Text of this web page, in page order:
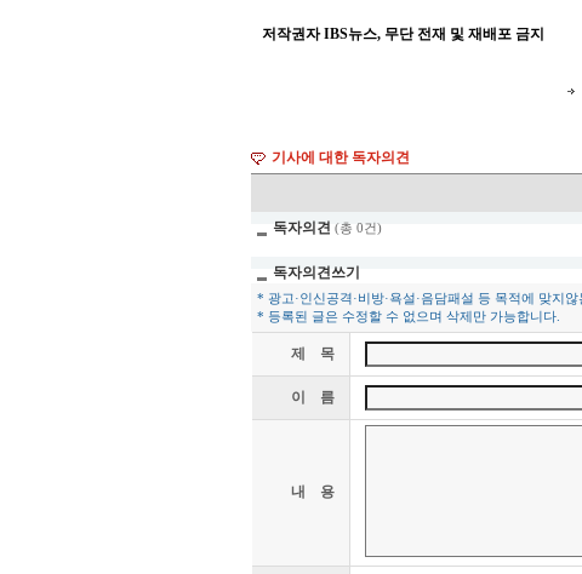
저작권자 IBS뉴스, 무단 전재 및 재배포 금지
기사에 대한 독자의견
독자의견 (총 0건)
독자의견쓰기
* 광고·인신공격·비방·욕설·음담패설 등 목적에 맞지
* 등록된 글은 수정할 수 없으며 삭제만 가능합니다.
제 목
이 름
내 용